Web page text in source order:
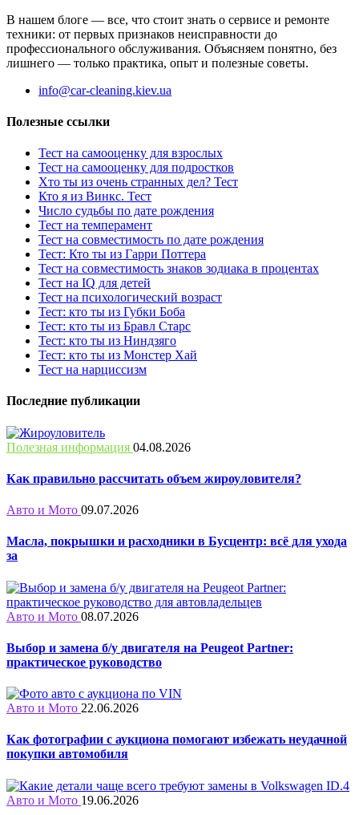
В нашем блоге — все, что стоит знать о сервисе и ремонте
техники: от первых признаков неисправности до
профессионального обслуживания. Объясняем понятно, без
лишнего — только практика, опыт и полезные советы.
info@car-cleaning.kiev.ua
Полезные ссылки
Тест на самооценку для взрослых
Тест на самооценку для подростков
Хто ты из очень странных дел? Тест
Кто я из Винкс. Тест
Число судьбы по дате рождения
Тест на темперамент
Тест на совместимость по дате рождения
Тест: Кто ты из Гарри Поттера
Тест на совместимость знаков зодиака в процентах
Тест на IQ для детей
Тест на психологический возраст
Тест: кто ты из Губки Боба
Тест: кто ты из Бравл Старс
Тест: кто ты из Ниндзяго
Тест: кто ты из Монстер Хай
Тест на нарциссизм
Последние публикации
Полезная информация 04.08.2026
Как правильно рассчитать объем жироуловителя?
Авто и Мото 09.07.2026
Масла, покрышки и расходники в Бусцентр: всё для ухода
за
Авто и Мото 08.07.2026
Выбор и замена б/у двигателя на Peugeot Partner:
практическое руководство
Авто и Мото 22.06.2026
Как фотографии с аукциона помогают избежать неудачной
покупки автомобиля
Авто и Мото 19.06.2026